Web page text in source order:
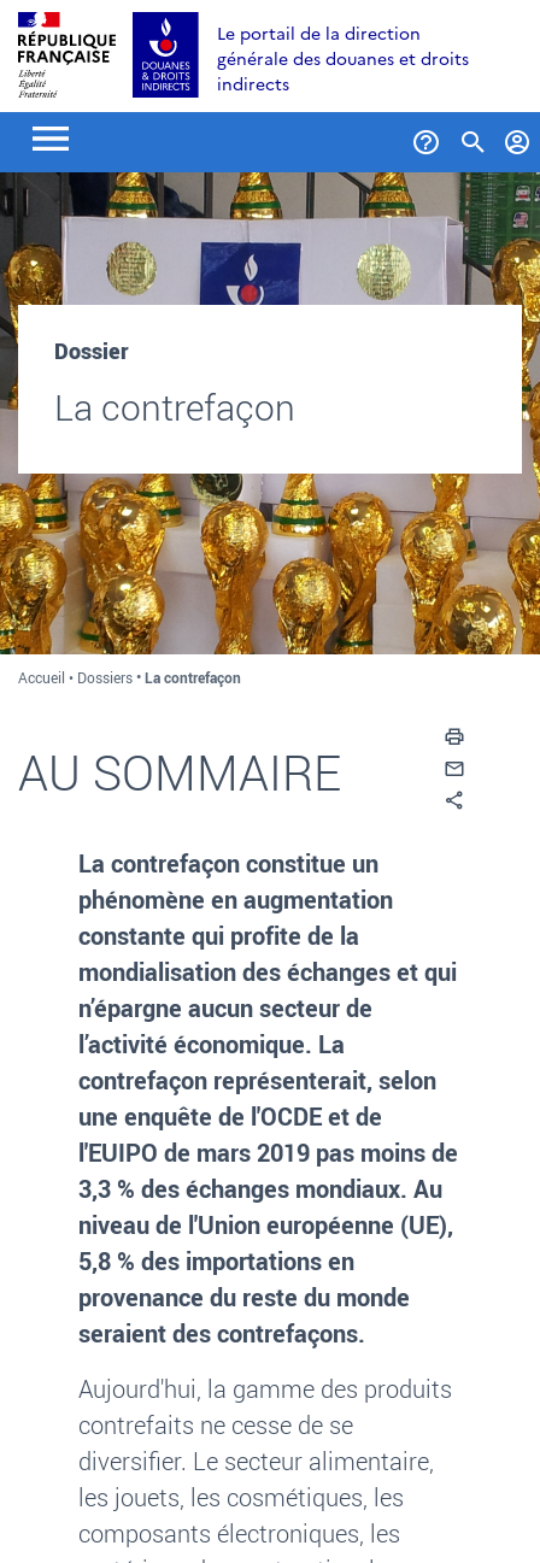
Aller
au
contenu
Aller
recherche
Aller
au
menu
Le portail de la direction
générale des douanes et droits
indirects
de
Dossier
La contrefaçon
Accueil Dossiers La contrefaçon
AU SOMMAIRE
La contrefaçon constitue un
phénomène en augmentation
constante qui profite de la
mondialisation des échanges et qui
n’épargne aucun secteur de
l’activité économique. La
contrefaçon représenterait, selon
une enquête de l'OCDE et de
l'EUIPO de mars 2019 pas moins de
3,3 % des échanges mondiaux. Au
niveau de l'Union européenne (UE),
5,8 % des importations en
provenance du reste du monde
seraient des contrefaçons.
Aujourd'hui, la gamme des produits
contrefaits ne cesse de se
diversifier. Le secteur alimentaire,
les jouets, les cosmétiques, les
composants électroniques, les